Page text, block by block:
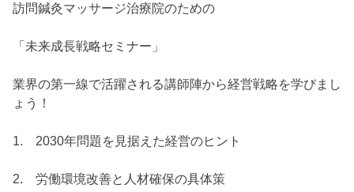
訪問鍼灸マッサージ治療院のための
「未来成長戦略セミナー」
業界の第一線で活躍される講師陣から経営戦略を学びまし
ょう！
1. 2030年問題を見据えた経営のヒント
2. 労働環境改善と人材確保の具体策